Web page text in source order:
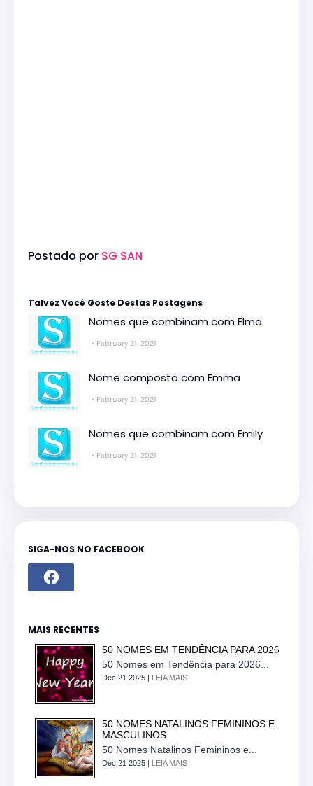
Postado por SG SAN
Talvez Você Goste Destas Postagens
Nomes que combinam com Elma
February 21, 2021
Nome composto com Emma
February 21, 2021
Nomes que combinam com Emily
February 21, 2021
SIGA-NOS NO FACEBOOK
MAIS RECENTES
50 NOMES EM TENDÊNCIA PARA 2026
50 Nomes em Tendência para 2026...
Dec 21 2025 | LEIA MAIS
50 NOMES NATALINOS FEMININOS E
MASCULINOS
50 Nomes Natalinos Femininos e...
Dec 21 2025 | LEIA MAIS